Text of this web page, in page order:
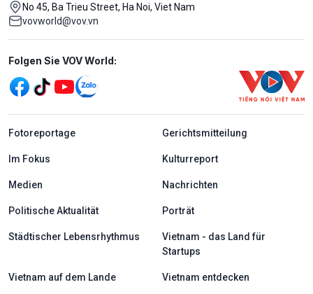
No 45, Ba Trieu Street, Ha Noi, Viet Nam
vovworld@vov.vn
Mạng xã hội
Folgen Sie VOV World:
menu footer tiếng Đức
Fotoreportage Gerichtsmitteilung
Im Fokus Kulturreport
Medien Nachrichten
Politische Aktualität Porträt
Städtischer Lebensrhythmus
Vietnam - das Land für
Startups
Vietnam auf dem Lande Vietnam entdecken